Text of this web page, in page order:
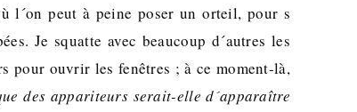
l´on peut à peine poser un orteil, pour s
Je squatte avec beaucoup d´autres les
pour ouvrir les fenêtres ; à ce moment-là,
des appariteurs serait-elle d´apparaître